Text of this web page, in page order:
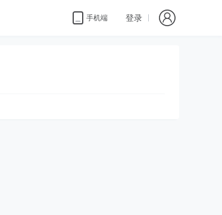
手机端 登录